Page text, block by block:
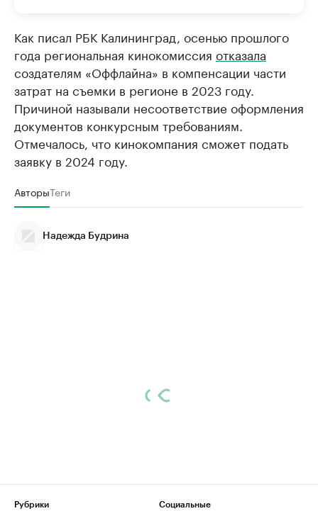
Как писал РБК Калининград, осенью прошлого
года региональная кинокомиссия отказала
создателям «Оффлайна» в компенсации части
затрат на съемки в регионе в 2023 году.
Причиной называли несоответствие оформления
документов конкурсным требованиям.
Отмечалось, что кинокомпания сможет подать
заявку в 2024 году.
АвторыТеги
Надежда Будрина
Рубрики
Социальные